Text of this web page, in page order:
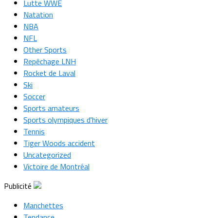
Lutte WWE
Natation
NBA
NFL
Other Sports
Repêchage LNH
Rocket de Laval
Ski
Soccer
Sports amateurs
Sports olympiques d'hiver
Tennis
Tiger Woods accident
Uncategorized
Victoire de Montréal
Publicité
Manchettes